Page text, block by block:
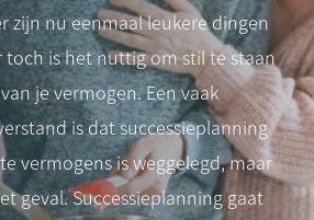
zijn nu eenmaal leukere dingen
toch is het nuttig om stil te staan
je vermogen. Een vaak
is dat successieplanning
vermogens is weggelegd, maar
geval. Successieplanning gaat